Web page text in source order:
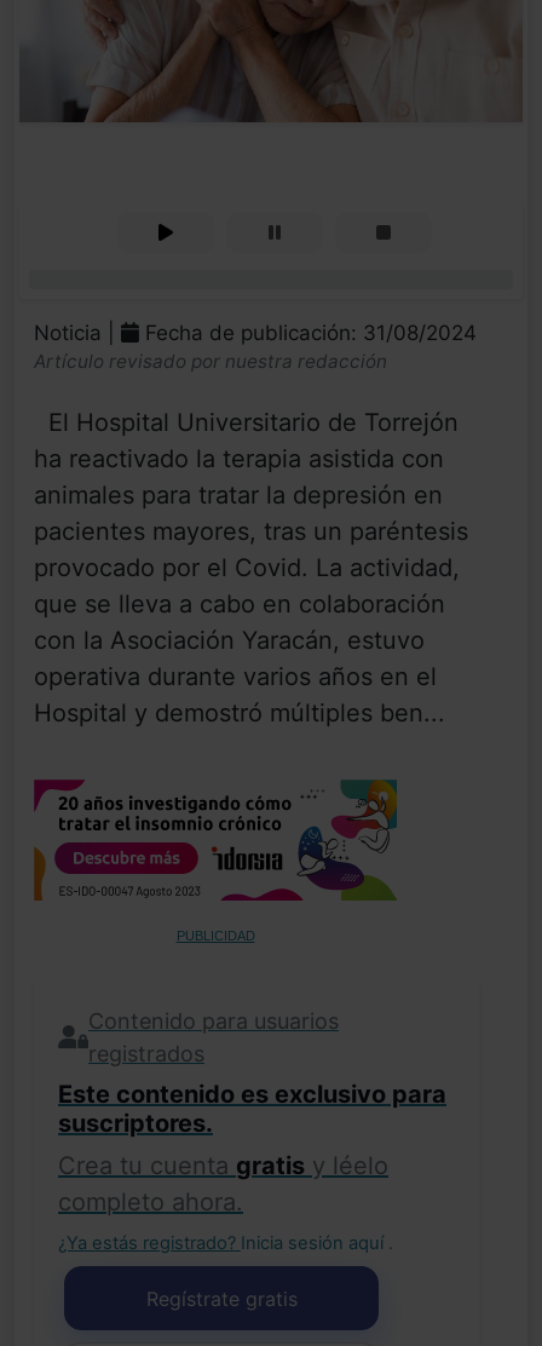
Noticia | Fecha de publicación: 31/08/2024
Artículo revisado por nuestra redacción
El Hospital Universitario de Torrejón
ha reactivado la terapia asistida con
animales para tratar la depresión en
pacientes mayores, tras un paréntesis
provocado por el Covid. La actividad,
que se lleva a cabo en colaboración
con la Asociación Yaracán, estuvo
operativa durante varios años en el
Hospital y demostró múltiples ben...
PUBLICIDAD
Contenido para usuarios
registrados
Este contenido es exclusivo para
suscriptores.
Crea tu cuenta gratis y léelo
completo ahora.
¿Ya estás registrado? Inicia sesión aquí .
Regístrate gratis